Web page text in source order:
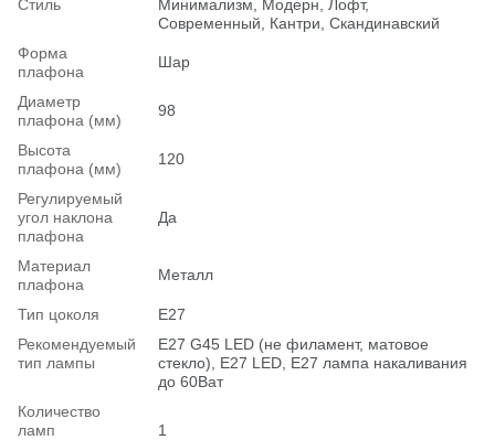
Стиль
Минимализм, Модерн, Лофт,
Современный, Кантри, Скандинавский
Форма
плафона
Шар
Диаметр
плафона (мм)
98
Высота
плафона (мм)
120
Регулируемый
угол наклона
плафона
Да
Материал
плафона
Металл
Тип цоколя
E27
Рекомендуемый
тип лампы
Е27 G45 LED (не филамент, матовое
стекло), Е27 LED, E27 лампа накаливания
до 60Ват
Количество
ламп
1